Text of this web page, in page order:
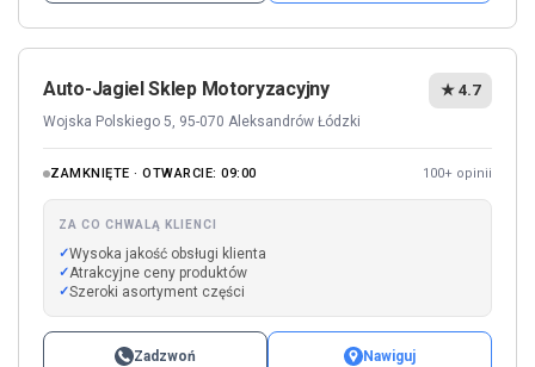
Auto-Jagiel Sklep Motoryzacyjny
Wojska Polskiego 5, 95-070 Aleksandrów Łódzki
★ 4.7
ZAMKNIĘTE · OTWARCIE: 09:00 100+ opinii
ZA CO CHWALĄ KLIENCI
Wysoka jakość obsługi klienta
Atrakcyjne ceny produktów
Szeroki asortyment części
Zadzwoń Nawiguj